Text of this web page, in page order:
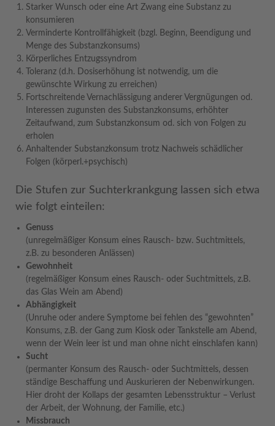
Starker Wunsch oder eine Art Zwang eine Substanz zu
konsumieren
Verminderte Kontrollfähigkeit (bzgl. Beginn, Beendigung und
Menge des Substanzkonsums)
Körperliches Entzugssyndrom
Toleranz (d.h. Dosiserhöhung ist notwendig, um die
gewünschte Wirkung zu erreichen)
Fortschreitende Vernachlässigung anderer Vergnügungen od.
Interessen zugunsten des Substanzkonsums, erhöhter
Zeitaufwand, zum Substanzkonsum od. sich von Folgen zu
erholen
Anhaltender Substanzkonsum trotz Nachweis schädlicher
Folgen (körperl.+psychisch)
Die Stufen zur Suchterkrankgung lassen sich etwa
wie folgt einteilen:
Genuss
(unregelmäßiger Konsum eines Rausch- bzw. Suchtmittels,
z.B. zu besonderen Anlässen)
Gewohnheit
(regelmäßiger Konsum eines Rausch- oder Suchtmittels, z.B.
das Glas Wein am Abend)
Abhängigkeit
(Unruhe oder andere Symptome bei fehlen des “gewohnten”
Konsums, z.B. der Gang zum Kiosk oder Tankstelle am Abend,
wenn der Wein leer ist und man ohne nicht einschlafen kann)
Sucht
(permanter Konsum des Rausch- oder Suchtmittels, dessen
ständige Beschaffung und Auskurieren der Nebenwirkungen.
Hier droht der Kollaps der gesamten Lebensstruktur – Verlust
der Arbeit, der Wohnung, der Familie, etc.)
Missbrauch